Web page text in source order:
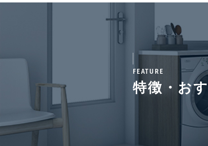
備考
■ペット飼育時敷金1
料等の40%、継続保
初回保証料:契約時月
FEATURE
特徴・お